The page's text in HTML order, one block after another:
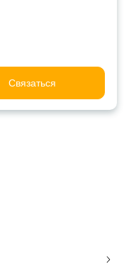
Связаться